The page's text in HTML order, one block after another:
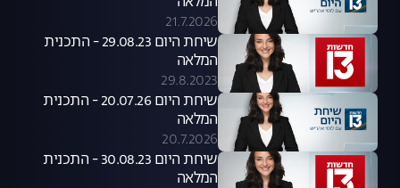
21.7.2026
שיחת היום 29.08.23 - התכנית
המלאה
29.8.2023
שיחת היום 20.07.26 - התכנית
המלאה
20.7.2026
שיחת היום 30.08.23 - התכנית
המלאה